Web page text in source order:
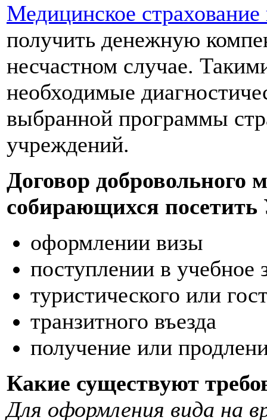
Медицинское страхование
получить денежную
несчастном случае.
необходимые
выбранной программы
учреждений.
Договор добровольного
собирающихся посетить
оформлении визы
поступлении в учебное
туристического или
транзитного въезда
получение или
Какие существуют
Для оформления вида на